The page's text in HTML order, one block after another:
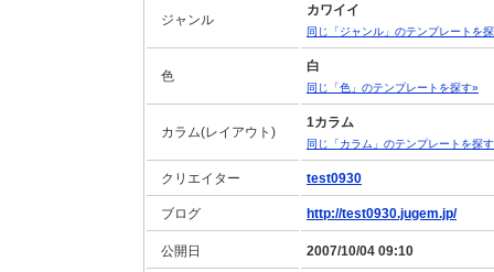
ジャンル
カワイイ
同じ「ジャンル」のテンプレートを
色
白
同じ「色」のテンプレートを探す»
カラム(レイアウト)
1カラム
同じ「カラム」のテンプレートを探
クリエイター test0930
ブログ http://test0930.jugem.jp/
公開日 2007/10/04 09:10